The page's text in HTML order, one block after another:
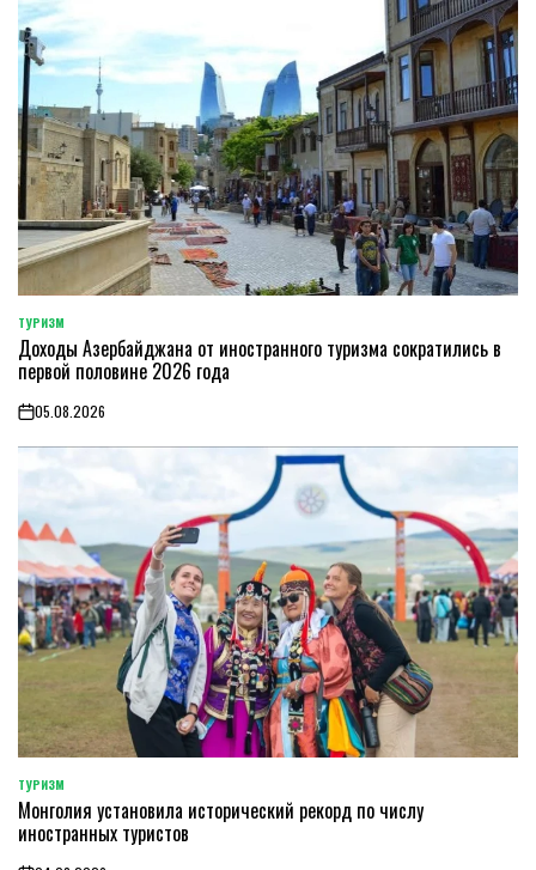
POSTED
IN
ТУРИЗМ
Доходы Азербайджана от иностранного туризма сократились в
первой половине 2026 года
on05.08.2026
POSTED
IN
ТУРИЗМ
Монголия установила исторический рекорд по числу
иностранных туристов